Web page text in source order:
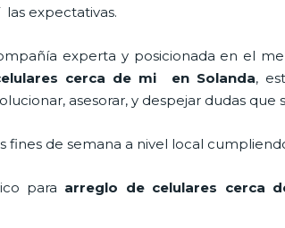
expectativas.
experta y posicionada en el
cerca de mi en Solanda,
asesorar, y despejar dudas
fines de semana a nivel local
para arreglo de celulares cerca